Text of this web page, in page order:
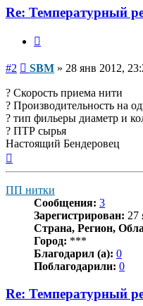
Re: Температурный
#2 Сообщение
SBM » 28 янв 2012,
? Скорость приема нити
? Производительность на
? тип фильеры диаметр и
? ПТР сырья
Настоящий Бендеровец
ПП нитки
Сообщения: 3
Зарегистрирован: 27
Страна, Регион,
Город: ***
Благодарил (а): 0
Поблагодарили: 0
Re: Температурный